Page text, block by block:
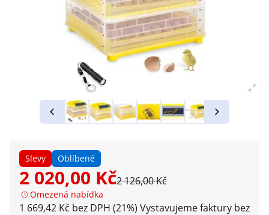
Slevy Oblíbené
2 020,00 Kč2 126,00 Kč
Omezená nabídka
1 669,42 Kč bez DPH (21%) Vystavujeme faktury bez